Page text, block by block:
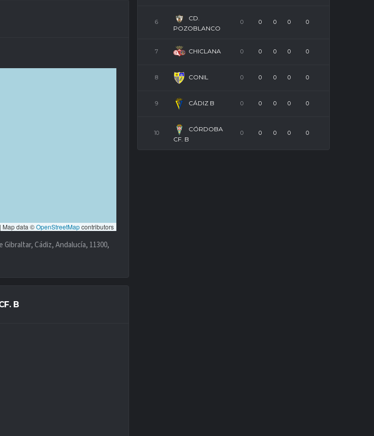
| Map data ©OpenStreetMapcontributors
Cádiz, Andalucía, 11300,
B
6
CD.
POZOBLANCO
0 0 0 0 0
7 CHICLANA 0 0 0 0 0
8 CONIL 0 0 0 0 0
9 CÁDIZ B 0 0 0 0 0
10
CÓRDOBA
CF. B
0 0 0 0 0